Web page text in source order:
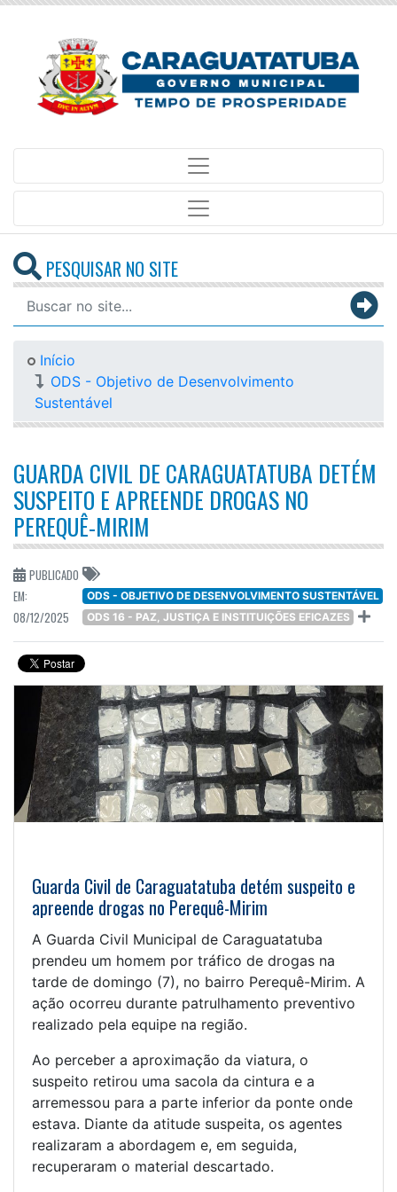
PESQUISAR NO SITE
Início
ODS - Objetivo de Desenvolvimento
Sustentável
GUARDA CIVIL DE CARAGUATATUBA DETÉM
SUSPEITO E APREENDE DROGAS NO
PEREQUÊ-MIRIM
PUBLICADO
EM:
08/12/2025
ODS - OBJETIVO DE DESENVOLVIMENTO SUSTENTÁVEL
ODS 16 - PAZ, JUSTIÇA E INSTITUIÇÕES EFICAZES
Guarda Civil de Caraguatatuba detém suspeito e
apreende drogas no Perequê-Mirim
A Guarda Civil Municipal de Caraguatatuba
prendeu um homem por tráfico de drogas na
tarde de domingo (7), no bairro Perequê-Mirim. A
ação ocorreu durante patrulhamento preventivo
realizado pela equipe na região.
Ao perceber a aproximação da viatura, o
suspeito retirou uma sacola da cintura e a
arremessou para a parte inferior da ponte onde
estava. Diante da atitude suspeita, os agentes
realizaram a abordagem e, em seguida,
recuperaram o material descartado.